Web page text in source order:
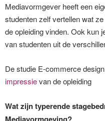
Mediavormgever heeft een
studenten zelf vertellen wat
de opleiding vinden. Ook kun
van studenten uit de
De studie E-commerce
impressievan de opleiding
Wat zijn typerende